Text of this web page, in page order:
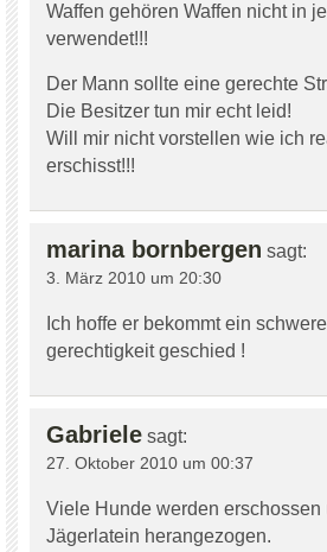
Waffen gehören Waffen nicht in
verwendet!!!
Der Mann sollte eine gerechte
Die Besitzer tun mir echt leid!
Will mir nicht vorstellen wie ich
erschisst!!!
marina bornbergen sagt:
3. März 2010 um 20:30
Ich hoffe er bekommt ein
gerechtigkeit geschied !
Gabriele sagt:
27. Oktober 2010 um 00:37
Viele Hunde werden
Jägerlatein herangezogen.